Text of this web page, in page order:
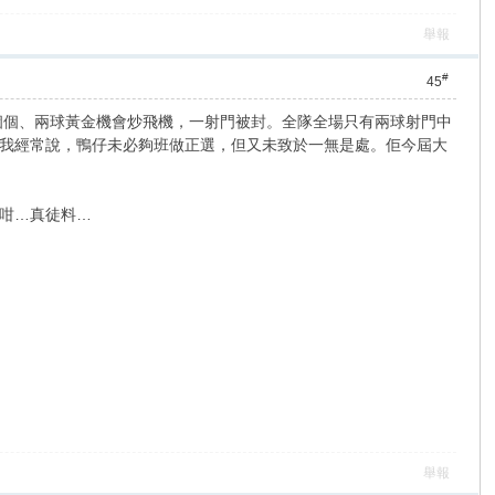
舉報
45#
、兩球黃金機會炒飛機，一射門被封。全隊全場只有兩球射門中
經常說，鴨仔未必夠班做正選，但又未致於一無是處。佢今屆大
…真徒料…
舉報